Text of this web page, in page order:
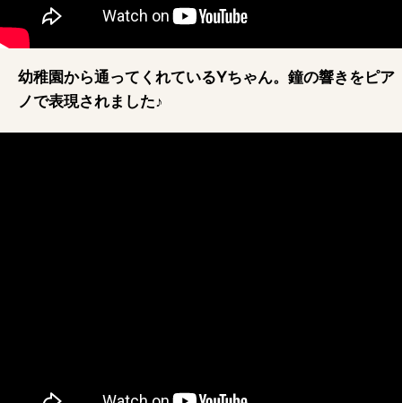
幼稚園から通ってくれているYちゃん。鐘の響きをピア
ノで表現されました♪